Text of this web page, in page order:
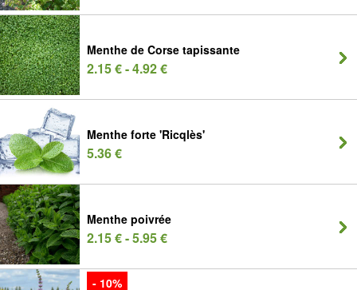
Menthe de Corse tapissante
2.15 € - 4.92 €
Menthe forte 'Ricqlès'
5.36 €
Menthe poivrée
2.15 € - 5.95 €
- 10%